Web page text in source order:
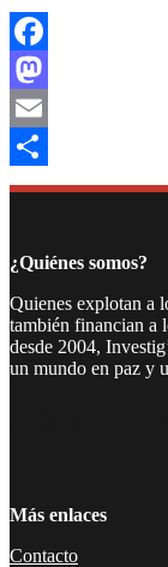
Facebook
Mastodon
Email
Compartir
¿Quiénes somos?
Quienes explotan a
también financian a
desde 2004,
un mundo en paz y
Más enlaces
Contacto